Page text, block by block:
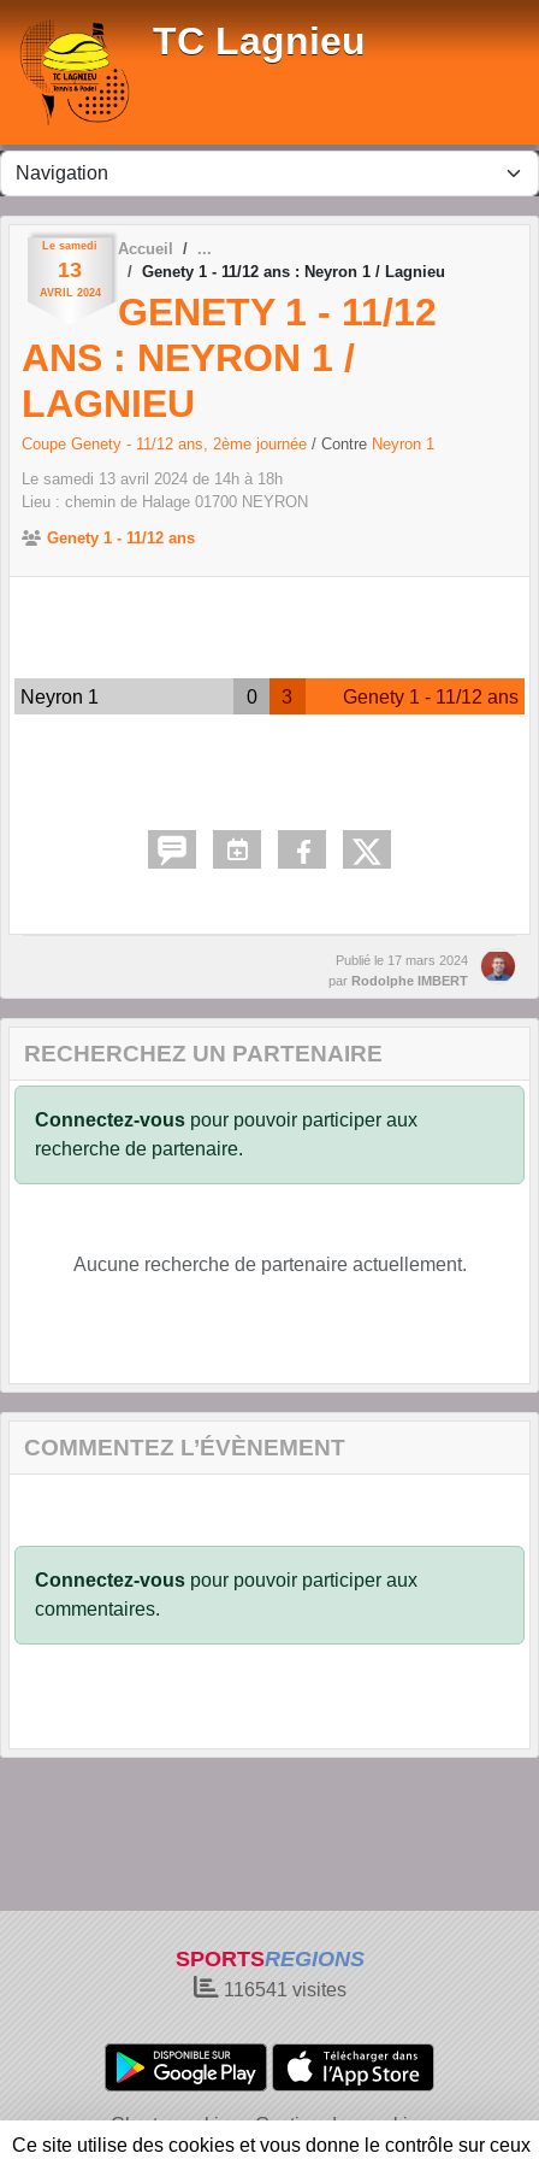
TC Lagnieu
Le samedi
13
AVRIL 2024
Accueil
Genety 1 - 11/12 ans : Neyron 1 / Lagnieu
GENETY 1 - 11/12
ANS : NEYRON 1 /
LAGNIEU
Coupe Genety - 11/12 ans, 2ème journée / Contre Neyron 1
Le samedi 13 avril 2024 de 14h à 18h
Lieu : chemin de Halage 01700 NEYRON
Genety 1 - 11/12 ans
Neyron 1 0 3 Genety 1 - 11/12 ans
Publié le 17 mars 2024
par Rodolphe IMBERT
RECHERCHEZ UN PARTENAIRE
Connectez-vous pour pouvoir participer aux
recherche de partenaire.
Aucune recherche de partenaire actuellement.
COMMENTEZ L’ÉVÈNEMENT
Connectez-vous pour pouvoir participer aux
commentaires.
SPORTSREGIONS
116541 visites
Charte cookies
Gestion des cookies
Informations légales
Signaler un contenu inapproprié
Ce site utilise des cookies et vous donne le contrôle sur ceux